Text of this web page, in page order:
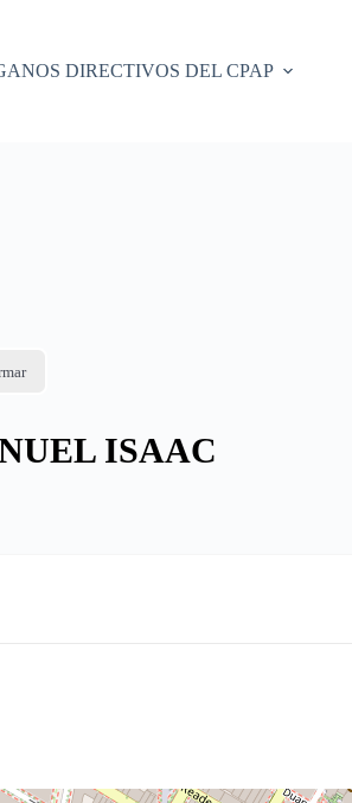
DIRECTIVOS DEL CPAP
ISAAC